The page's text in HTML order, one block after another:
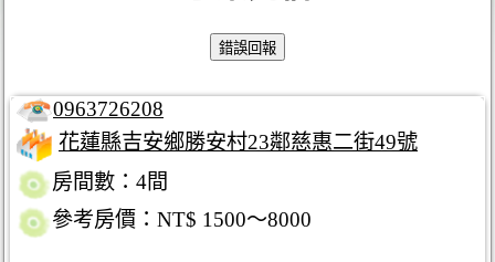
0963726208
花蓮縣吉安鄉勝安村23鄰慈惠二街49號
房間數：4間
參考房價：NT$ 1500～8000